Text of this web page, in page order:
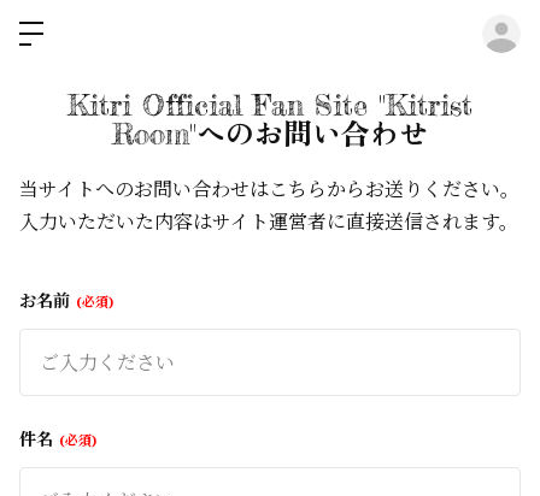
Kitri Official Fan Site "Kitrist
Room"へのお問い合わせ
当サイトへのお問い合わせはこちらからお送りください。
入力いただいた内容はサイト運営者に直接送信されます。
お名前 必須
件名 必須